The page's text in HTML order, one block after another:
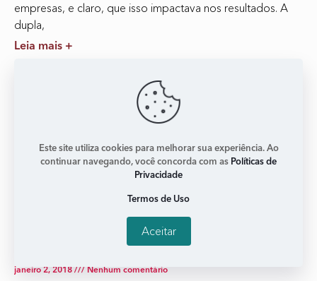
empresas, e claro, que isso impactava nos resultados. A
dupla,
Leia mais +
‘Além de ser boas, temos que parecer boas’
janeiro 2, 2018 Nenhum comentário
Este site utiliza cookies para melhorar sua experiência. Ao
continuar navegando, você concorda com as Políticas de
Privacidade
Termos de Uso
Aceitar